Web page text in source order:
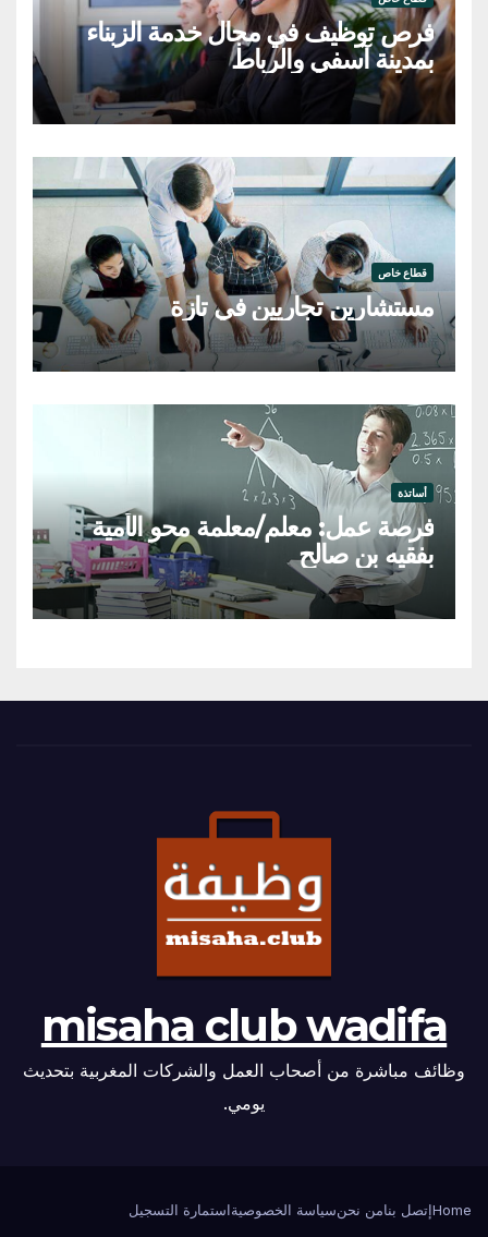
فرص توظيف في مجال خدمة الزبناء
بمدينة آسفي والرباط
قطاع خاص
مستشارين تجاريين في تازة
أساتذة
فرصة عمل: معلم/معلمة محو الأمية
بفقيه بن صالح
misaha club wadifa
وظائف مباشرة من أصحاب العمل والشركات المغربية بتحديث
يومي.
Homeإتصل بنامن نحنسياسة الخصوصيةاستمارة التسجيل